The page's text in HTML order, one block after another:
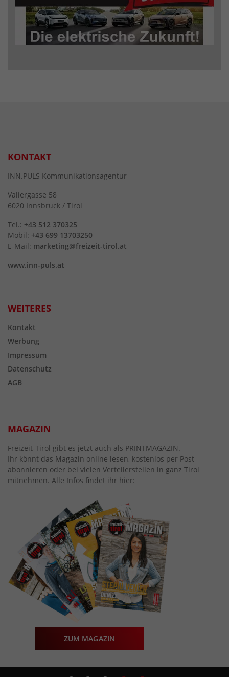
KONTAKT
INN.PULS Kommunikationsagentur
Valiergasse 58
6020 Innsbruck / Tirol
Tel.: +43 512 370325
Mobil: +43 699 13703250
E-Mail: marketing@freizeit-tirol.at
www.inn-puls.at
WEITERES
Kontakt
Werbung
Impressum
Datenschutz
AGB
MAGAZIN
Freizeit-Tirol gibt es jetzt auch als PRINTMAGAZIN.
Ihr könnt das Magazin online lesen, kostenlos per Post
abonnieren oder bei vielen Verteilerstellen in ganz Tirol
mitnehmen. Alle Infos findet ihr hier:
ZUM MAGAZIN